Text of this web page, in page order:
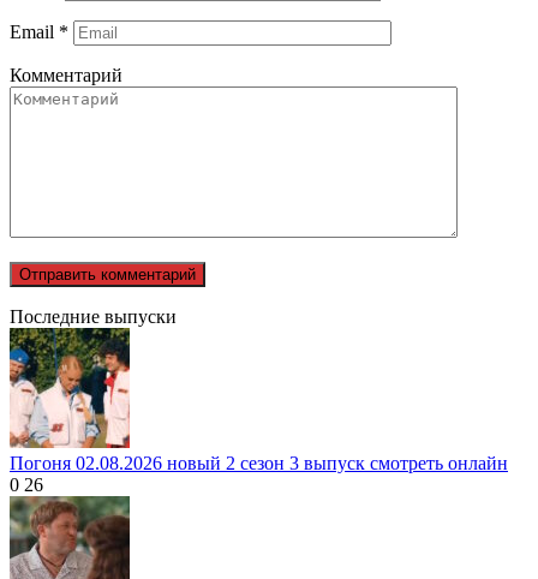
Email *
Комментарий
Последние выпуски
Погоня 02.08.2026 новый 2 сезон 3 выпуск смотреть онлайн
0 26